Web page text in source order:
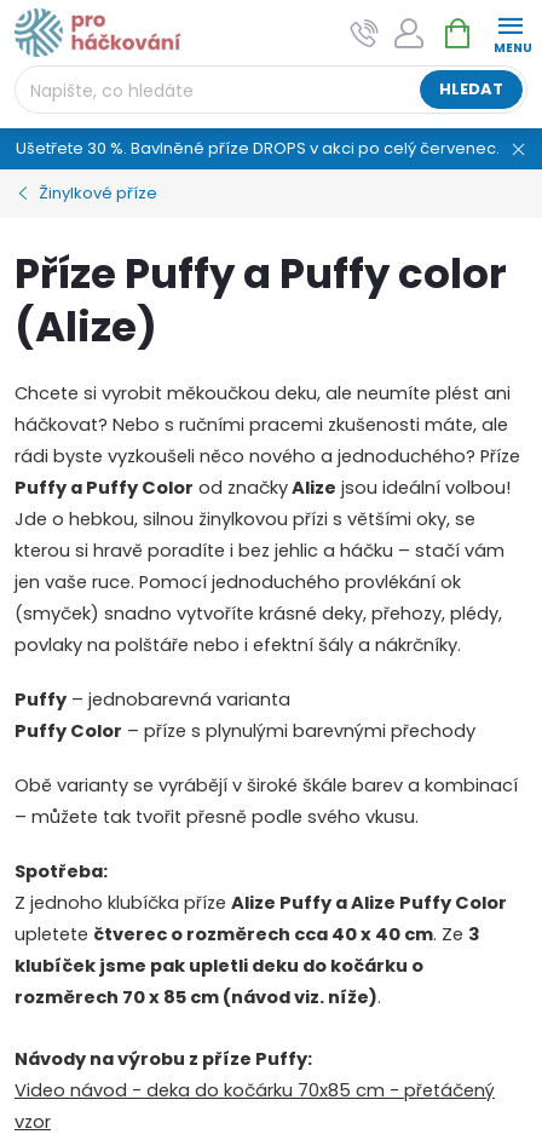
Přejít
na
obsah
HLEDAT
NÁKUPNÍ
KOŠÍK
Ušetřete 30 %. Bavlněné příze DROPS v akci po celý červenec.
Žinylkové příze
Příze Puffy a Puffy color
(Alize)
Chcete si vyrobit měkoučkou deku, ale neumíte plést ani
háčkovat? Nebo s ručními pracemi zkušenosti máte, ale
rádi byste vyzkoušeli něco nového a jednoduchého? Příze
Puffy a Puffy Color od značkyAlize jsou ideální volbou!
Jde o hebkou, silnou žinylkovou přízi s většími oky, se
kterou si hravě poradíte i bez jehlic a háčku – stačí vám
jen vaše ruce. Pomocí jednoduchého provlékání ok
(smyček) snadno vytvoříte krásné deky, přehozy, plédy,
povlaky na polštáře nebo i efektní šály a nákrčníky.
Puffy – jednobarevná varianta
Puffy Color – příze s plynulými barevnými přechody
Obě varianty se vyrábějí v široké škále barev a kombinací
– můžete tak tvořit přesně podle svého vkusu.
Spotřeba:
Z jednoho klubíčka příze Alize Puffy a Alize Puffy Color
upletete čtverec o rozměrech cca 40 x 40 cm. Ze 3
klubíček jsme pak upletli deku do kočárku o
rozměrech 70 x 85 cm (návod viz. níže).
Návody na výrobu z příze Puffy:
Video návod - deka do kočárku 70x85 cm - přetáčený
vzor
AI asistent "pani Klubíčková" –
ProHackovani.cz
Jsme e-shop s více než osmiletou tradicí a máme pro
vás připraveno více než 25 tisíc produktů. Vše skladem,
připravené k odeslání.